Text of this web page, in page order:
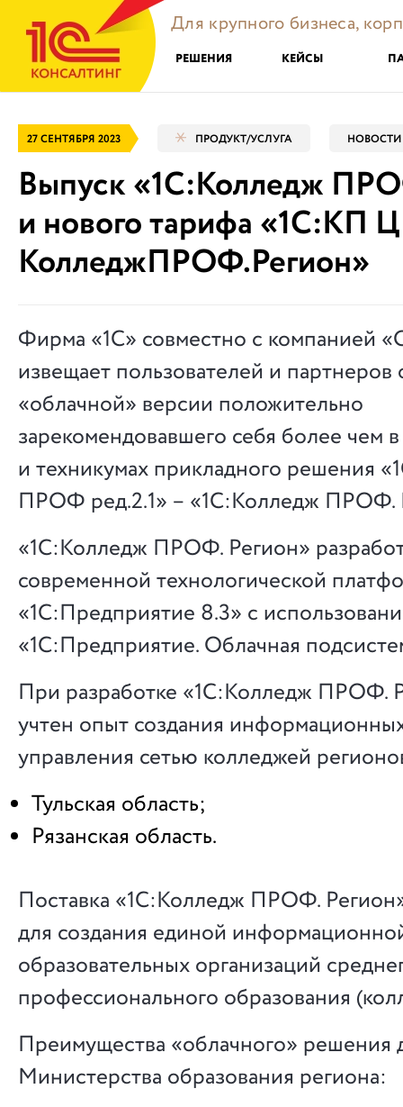
Для крупного бизнеса,
РЕШЕНИЯ КЕЙСЫ
27 СЕНТЯБРЯ 2023 ПРОДУКТ/УСЛУГА
Выпуск «1С:Колледж
и нового тарифа «1С:КП
КолледжПРОФ.Регион»
Фирма «1С» совместно с компанией
извещает пользователей и партнеров
«облачной» версии положительно
зарекомендовавшего себя более чем
и техникумах прикладного решения
ПРОФ ред.2.1» – «1С:Колледж ПРОФ.
«1С:Колледж ПРОФ. Регион»
современной технологической
«1С:Предприятие 8.3» с
«1С:Предприятие. Облачная
При разработке «1С:Колледж ПРОФ.
учтен опыт создания
управления сетью колледжей
Тульская область;
Рязанская область.
Поставка «1С:Колледж ПРОФ.
для создания единой
образовательных организаций
профессионального образования
Преимущества «облачного» решения
Министерства образования региона: